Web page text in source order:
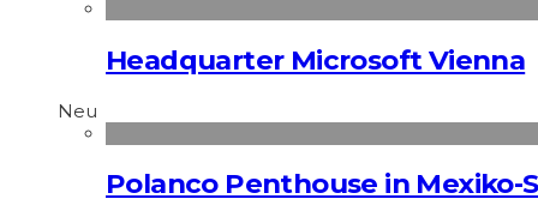
Headquarter Microsoft Vienna
Neu
Polanco Penthouse in Mexiko-